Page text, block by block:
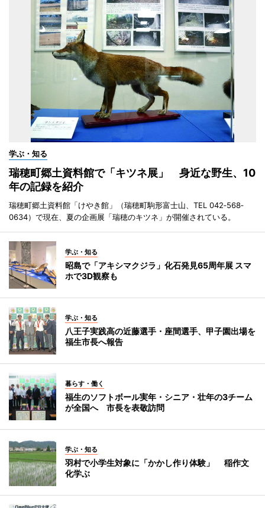
学ぶ・知る
瑞穂町郷土資料館で「キツネ展」 身近な野生、10
年の記録を紹介
瑞穂町郷土資料館「けやき館」（瑞穂町駒形富士山、TEL 042‐568‐
0634）で現在、夏の企画展「瑞穂のキツネ」が開催されている。
学ぶ・知る
昭島で「アキシマクジラ」化石発見65周年展 スマ
ホで3D観察も
学ぶ・知る
八王子実践高の近藤選手・座間選手、甲子園出場を
福生市長へ報告
暮らす・働く
福生のソフトボール実年・シニア・壮年の3チーム
が全国へ 市長を表敬訪問
学ぶ・知る
羽村で小学生対象に「かかし作り体験」 稲作文
化学ぶ